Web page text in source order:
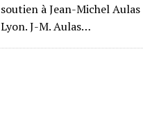
soutien à Jean-Michel
Lyon. J-M. Aulas…